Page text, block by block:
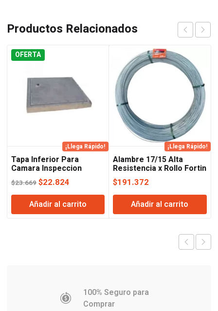
Productos Relacionados
OFERTA
¡Llega Rápido!
Tapa Inferior Para
Camara Inspeccion
60×60
$23.669 El
precio
original
era:
$22.824
precio
actual
es:
Añadir al carrito
¡Llega Rápido!
Alambre 17/15 Alta
Resistencia x Rollo Fortin
Importado Acindar.
$191.372
Añadir al carrito
100% Seguro para
Comprar